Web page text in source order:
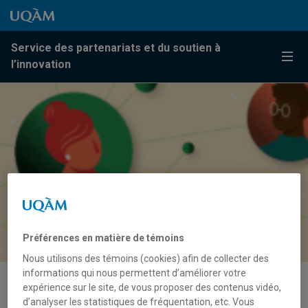
Passer au contenu
Accéder au menu principal
Accéder à la recherche
Passer au contenu
Accéder au menu principal
Service des partenariats et du soutien à
l’innovation
Étudier les milieux humides le
Préférences en matière de témoins
Nous utilisons des témoins (cookies) afin de collecter des
informations qui nous permettent d’améliorer votre
expérience sur le site, de vous proposer des contenus vidéo,
d’analyser les statistiques de fréquentation, etc. Vous